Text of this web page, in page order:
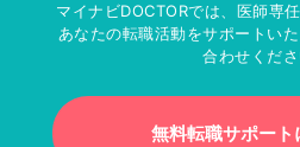
マイナビDOCTORでは、医師専
あなたの転職活動をサポートい
合わせくださ
無料転職サポート